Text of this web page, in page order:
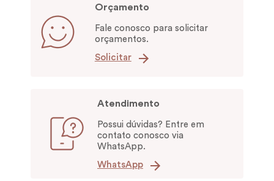
Orçamento
Fale conosco para solicitar
orçamentos.
Solicitar
Atendimento
Possui dúvidas? Entre em
contato conosco via
WhatsApp.
WhatsApp